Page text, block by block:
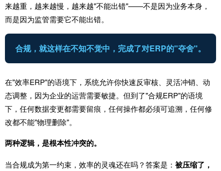
来越重，越来越慢，越来越"不能出错"——不是因为业务本身，
而是因为监管需要它不能出错。
合规，就这样在不知不觉中，完成了对ERP的"夺舍"。
在"效率ERP"的语境下，系统允许你快速反审核、灵活冲销、动
态调整，因为企业的运营需要敏捷。但到了"合规ERP"的语境
下，任何数据变更都需要留痕，任何操作都必须可追溯，任何修
改都不能"物理删除"。
两种逻辑，是根本性冲突的。
当合规成为第一约束，效率的灵魂还在吗？答案是： 被压缩了，